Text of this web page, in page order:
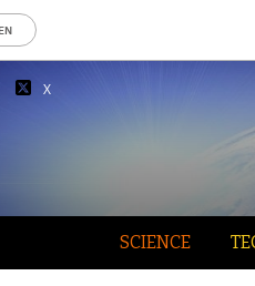
X
SCIENCE